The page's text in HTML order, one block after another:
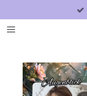
Hauptinhalt
springen